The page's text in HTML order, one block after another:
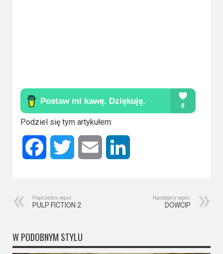
Podziel się tym artykułem:
Facebook Twitter Email
Poprzedni wpis:
PULP FICTION 2
Następny wpis:
DOWCIP
W PODOBNYM STYLU